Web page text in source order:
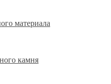
материала
камня